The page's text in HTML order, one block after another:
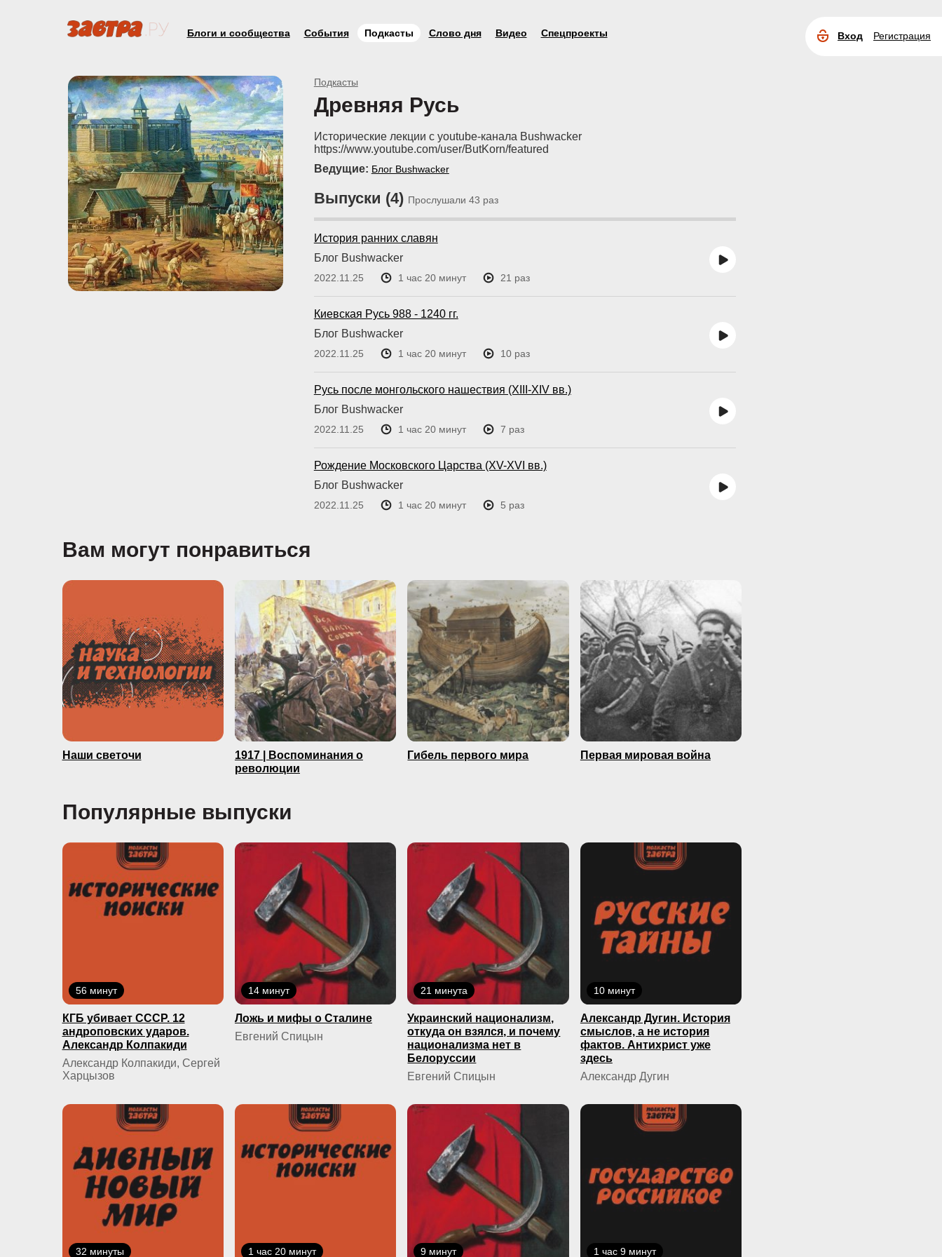
Блоги и сообщества События Подкасты Слово дня Видео Спецпроекты Вход
Регистрация
Подкасты
Древняя Русь
Исторические лекции с youtube-канала Bushwacker
https://www.youtube.com/user/ButKorn/featured
Ведущие: Блог Bushwacker
Выпуски (4) Прослушали 43 раз
История ранних славян
Блог Bushwacker
2022.11.25 1 час 20 минут 21 раз
Киевская Русь 988 - 1240 гг.
Блог Bushwacker
2022.11.25 1 час 20 минут 10 раз
Русь после монгольского нашествия (XIII-XIV вв.)
Блог Bushwacker
2022.11.25 1 час 20 минут 7 раз
Рождение Московского Царства (XV-XVI вв.)
Блог Bushwacker
2022.11.25 1 час 20 минут 5 раз
Вам могут понравиться
Наши светочи
1917 | Воспоминания о
революции
Гибель первого мира Первая мировая война
Популярные выпуски
56 минут
КГБ yбивaeт СССР. 12
андроповских ударов.
Александр Колпакиди
Александр Колпакиди, Сергей
Харцызов
14 минут
Ложь и мифы о Сталине
Евгений Спицын
21 минута
Украинский национализм,
откуда он взялся, и почему
национализма нет в
Белоруссии
Евгений Спицын
10 минут
Александр Дугин. История
смыслов, а не история
фактов. Антихрист уже
здесь
Александр Дугин
32 минуты 1 час 20 минут 9 минут 1 час 9 минут